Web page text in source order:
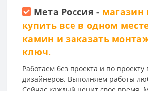
Мета Россия - магазин
купить все в одном
камин и заказать
ключ.
Работаем без проекта и по проекту
дизайнеров. Выполняем работы